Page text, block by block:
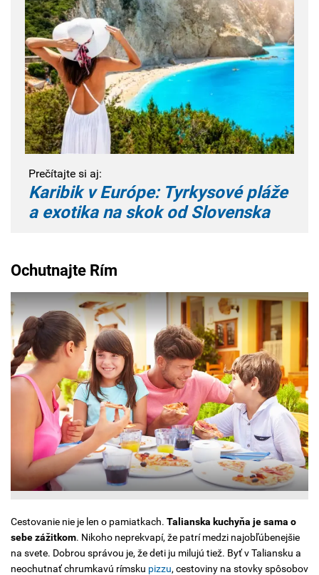
Prečítajte si aj:
Karibik v Európe: Tyrkysové pláže
a exotika na skok od Slovenska
Ochutnajte Rím
Cestovanie nie je len o pamiatkach. Talianska kuchyňa je sama o
sebe zážitkom. Nikoho neprekvapí, že patrí medzi najobľúbenejšie
na svete. Dobrou správou je, že deti ju milujú tiež. Byť v Taliansku a
neochutnať chrumkavú rímsku pizzu, cestoviny na stovky spôsobov